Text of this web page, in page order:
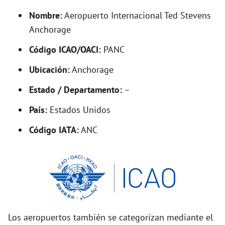
d
Nombre:Aeropuerto Internacional Ted Stevens
Anchorage
Código ICAO/OACI: PANC
Ubicación:Anchorage
Estado / Departamento: –
País: Estados Unidos
Código IATA:ANC
Los aeropuertos también se categorizan mediante el